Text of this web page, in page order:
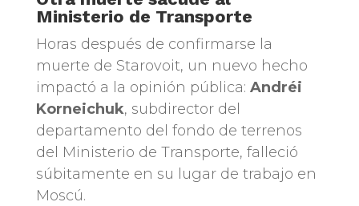
Ministerio de Transporte
Horas después de confirmarse la
muerte de Starovoit, un nuevo hecho
impactó a la opinión pública: Andréi
Korneichuk, subdirector del
departamento del fondo de terrenos
del Ministerio de Transporte, falleció
súbitamente en su lugar de trabajo en
Moscú.